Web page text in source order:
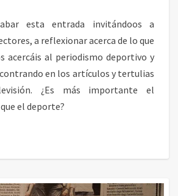
esta entrada invitándoos a
a reflexionar acerca de lo que
acercáis al periodismo deportivo y
en los artículos y tertulias
¿Es más importante el
el deporte?